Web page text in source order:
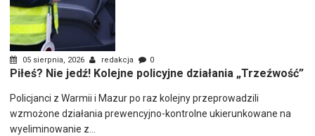
05 sierpnia, 2026 redakcja 0
Piłeś? Nie jedź! Kolejne policyjne działania „Trzeźwość”
Policjanci z Warmii i Mazur po raz kolejny przeprowadzili
wzmożone działania prewencyjno-kontrolne ukierunkowane na
wyeliminowanie z...